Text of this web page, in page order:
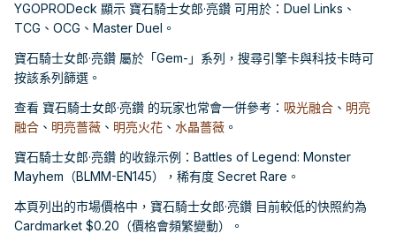
YGOPRODeck 顯示 寶石騎士女郎·亮鑽 可用於：Duel Links、
TCG、OCG、Master Duel。
寶石騎士女郎·亮鑽 屬於「Gem-」系列，搜尋引擎卡與科技卡時可
按該系列篩選。
查看 寶石騎士女郎·亮鑽 的玩家也常會一併參考： 吸光融合 、 明亮
融合 、 明亮薔薇 、 明亮火花 、 水晶薔薇 。
寶石騎士女郎·亮鑽 的收錄示例：Battles of Legend: Monster
Mayhem（BLMM-EN145），稀有度 Secret Rare。
本頁列出的市場價格中，寶石騎士女郎·亮鑽 目前較低的快照約為
Cardmarket $0.20（價格會頻繁變動）。